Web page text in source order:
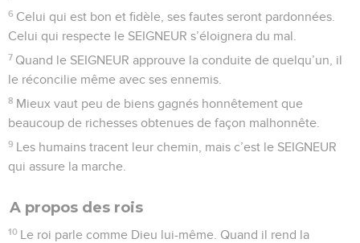
6 Celui qui est bon et fidèle, ses fautes seront pardonnées.
Celui qui respecte le SEIGNEUR s’éloignera du mal.
7 Quand le SEIGNEUR approuve la conduite de quelqu’un, il
le réconcilie même avec ses ennemis.
8 Mieux vaut peu de biens gagnés honnêtement que
beaucoup de richesses obtenues de façon malhonnête.
9 Les humains tracent leur chemin, mais c’est le SEIGNEUR
qui assure la marche.
A propos des rois
10 Le roi parle comme Dieu lui-même. Quand il rend la